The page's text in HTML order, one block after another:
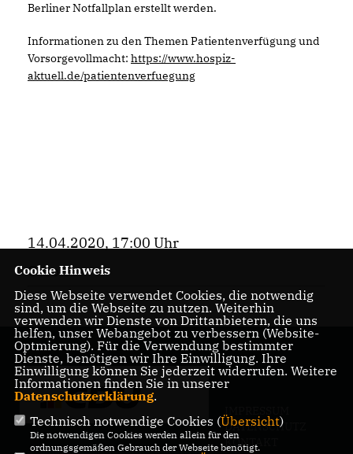
Berliner Notfallplan erstellt werden.
Informationen zu den Themen Patientenverfügung und
Vorsorgevollmacht: https://www.hospiz-
aktuell.de/patientenverfuegung
14.04.2020, 17:00 Uhr
Corona
DATENSCHUTZ
KONTAKT
Cookie Hinweis
Diese Webseite verwendet Cookies, die notwendig
sind, um die Webseite zu nutzen. Weiterhin
verwenden wir Dienste von Drittanbietern, die uns
helfen, unser Webangebot zu verbessern (Website-
Optmierung). Für die Verwendung bestimmter
Dienste, benötigen wir Ihre Einwilligung. Ihre
Einwilligung können Sie jederzeit widerrufen. Weitere
Informationen finden Sie in unserer
Datenschutzerklärung.
Technisch notwendige Cookies (Übersicht)
Die notwendigen Cookies werden allein für den
ordnungsgemäßen Gebrauch der Webseite benötigt.